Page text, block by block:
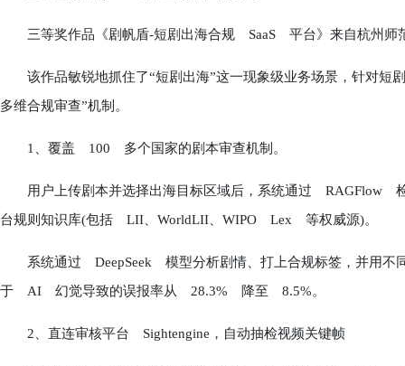
三等奖作品《剧帆盾-短剧出海合规 SaaS 平台》来自杭州师
该作品敏锐地抓住了“短剧出海”这一现象级业务场景，针对短
多维合规审查”机制。
1、覆盖 100 多个国家的剧本审查机制。
用户上传剧本并选择出海目标区域后，系统通过 RAGFlow
台规则知识库(包括 LII、WorldLII、WIPO Lex 等权威源)。
系统通过 DeepSeek 模型分析剧情、打上合规标签，并用不同
于 AI 幻觉导致的误报率从 28.3% 降至 8.5%。
2、直连审核平台 Sightengine，自动抽检视频关键帧